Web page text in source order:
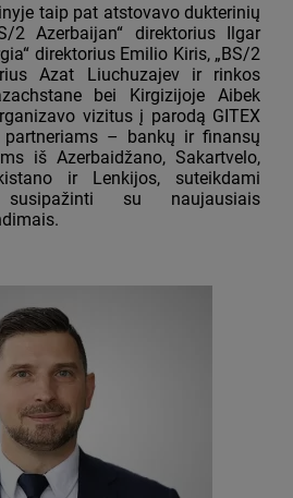
taip pat atstovavo dukterinių
2 Azerbaijan“ direktorius Ilgar
direktorius Emilio Kiris, „BS/2
Azat Liuchuzajev ir rinkos
bei Kirgizijoje Aibek
vizitus į parodą GITEX
– bankų ir finansų
iš Azerbaidžano, Sakartvelo,
ir Lenkijos, suteikdami
su naujausiais